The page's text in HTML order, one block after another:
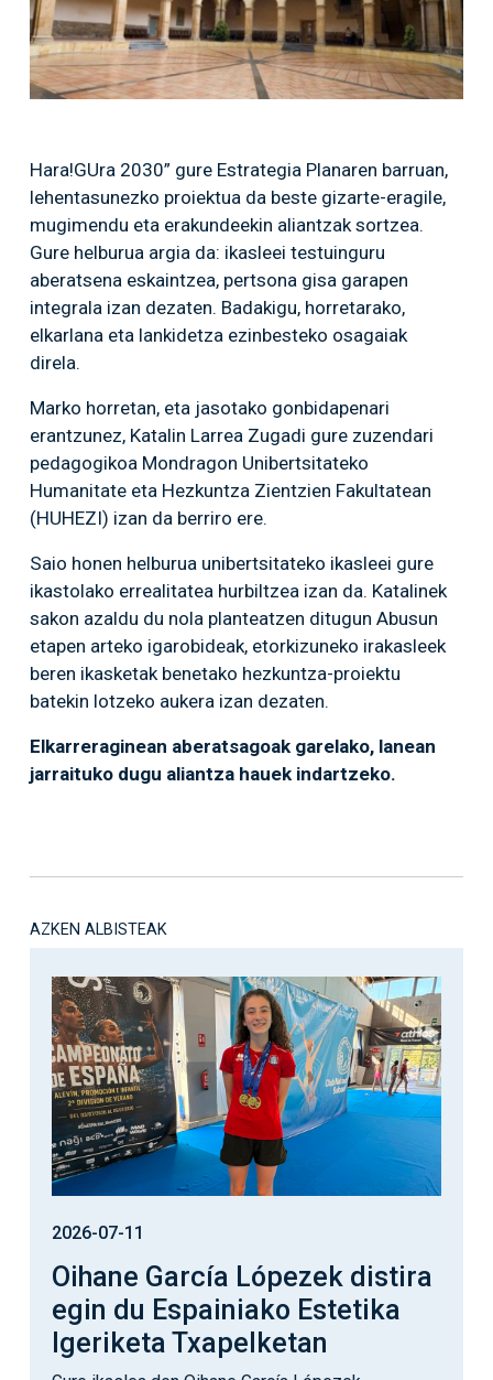
Hara!GUra 2030” gure Estrategia Planaren barruan,
lehentasunezko proiektua da beste gizarte-eragile,
mugimendu eta erakundeekin aliantzak sortzea.
Gure helburua argia da: ikasleei testuinguru
aberatsena eskaintzea, pertsona gisa garapen
integrala izan dezaten. Badakigu, horretarako,
elkarlana eta lankidetza ezinbesteko osagaiak
direla.
Marko horretan, eta jasotako gonbidapenari
erantzunez, Katalin Larrea Zugadi gure zuzendari
pedagogikoa Mondragon Unibertsitateko
Humanitate eta Hezkuntza Zientzien Fakultatean
(HUHEZI) izan da berriro ere.
Saio honen helburua unibertsitateko ikasleei gure
ikastolako errealitatea hurbiltzea izan da. Katalinek
sakon azaldu du nola planteatzen ditugun Abusun
etapen arteko igarobideak, etorkizuneko irakasleek
beren ikasketak benetako hezkuntza-proiektu
batekin lotzeko aukera izan dezaten.
Elkarreraginean aberatsagoak garelako, lanean
jarraituko dugu aliantza hauek indartzeko.
AZKEN ALBISTEAK
Irudia
2026-07-11
Oihane García Lópezek distira
egin du Espainiako Estetika
Igeriketa Txapelketan